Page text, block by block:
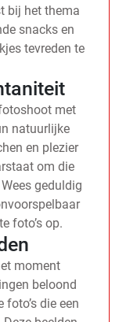
bij het thema
snacks en
tevreden te
met
natuurlijke
en plezier
om die
geduldig
foto’s op.
moment
beloond
die een